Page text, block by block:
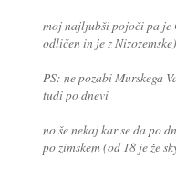
moj najljubši pojoči pa je
odličen in je z Nizozemske)
PS: ne pozabi Murskega
tudi po dnevi
no še nekaj kar se da po
po zimskem (od 18 je že